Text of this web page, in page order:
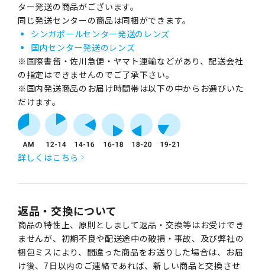
ター発送の商品がございます。
同じ発送センターの商品は同梱ができます。
シンガポールセンター発送のレンズ
国内センター発送のレンズ
※国際書留・佐川急便・ヤマト運輸などがあり、配送会社
の指定はできませんのでご了承下さい。
※国内発送商品のお届け時間帯は以下の中からお選びいた
だけます。
詳しくはこちら
返品・交換について
商品の特性上、原則としまして返品・交換等はお受けでき
ませんが、初期不良や配送途中の破損・事故、及び弊社の
梱包ミスにより、間違った商品をお送りした場合は、お届
け後、7日以内のご連絡であれば、新しい商品と交換させ